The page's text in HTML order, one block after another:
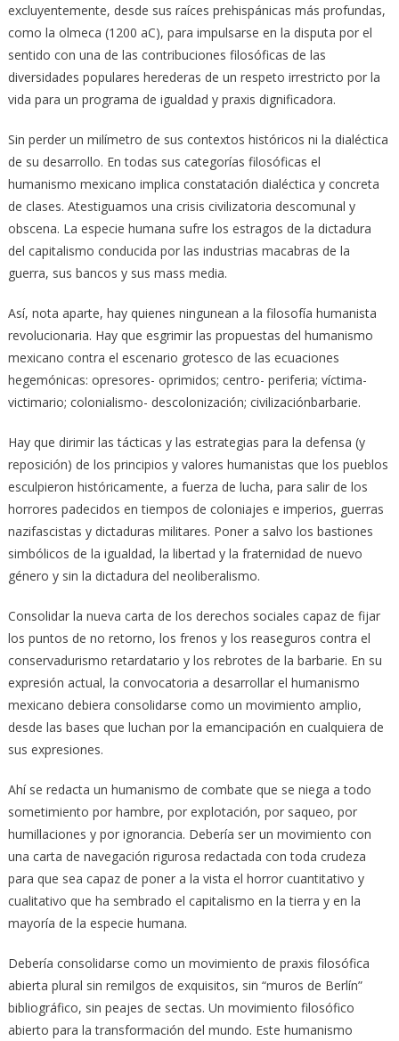
excluyentemente, desde sus raíces prehispánicas más profundas,
como la olmeca (1200 aC), para impulsarse en la disputa por el
sentido con una de las contribuciones filosóficas de las
diversidades populares herederas de un respeto irrestricto por la
vida para un programa de igualdad y praxis dignificadora.
Sin perder un milímetro de sus contextos históricos ni la dialéctica
de su desarrollo. En todas sus categorías filosóficas el
humanismo mexicano implica constatación dialéctica y concreta
de clases. Atestiguamos una crisis civilizatoria descomunal y
obscena. La especie humana sufre los estragos de la dictadura
del capitalismo conducida por las industrias macabras de la
guerra, sus bancos y sus mass media.
Así, nota aparte, hay quienes ningunean a la filosofía humanista
revolucionaria. Hay que esgrimir las propuestas del humanismo
mexicano contra el escenario grotesco de las ecuaciones
hegemónicas: opresores- oprimidos; centro- periferia; víctima-
victimario; colonialismo- descolonización; civilizaciónbarbarie.
Hay que dirimir las tácticas y las estrategias para la defensa (y
reposición) de los principios y valores humanistas que los pueblos
esculpieron históricamente, a fuerza de lucha, para salir de los
horrores padecidos en tiempos de coloniajes e imperios, guerras
nazifascistas y dictaduras militares. Poner a salvo los bastiones
simbólicos de la igualdad, la libertad y la fraternidad de nuevo
género y sin la dictadura del neoliberalismo.
Consolidar la nueva carta de los derechos sociales capaz de fijar
los puntos de no retorno, los frenos y los reaseguros contra el
conservadurismo retardatario y los rebrotes de la barbarie. En su
expresión actual, la convocatoria a desarrollar el humanismo
mexicano debiera consolidarse como un movimiento amplio,
desde las bases que luchan por la emancipación en cualquiera de
sus expresiones.
Ahí se redacta un humanismo de combate que se niega a todo
sometimiento por hambre, por explotación, por saqueo, por
humillaciones y por ignorancia. Debería ser un movimiento con
una carta de navegación rigurosa redactada con toda crudeza
para que sea capaz de poner a la vista el horror cuantitativo y
cualitativo que ha sembrado el capitalismo en la tierra y en la
mayoría de la especie humana.
Debería consolidarse como un movimiento de praxis filosófica
abierta plural sin remilgos de exquisitos, sin “muros de Berlín”
bibliográfico, sin peajes de sectas. Un movimiento filosófico
abierto para la transformación del mundo. Este humanismo